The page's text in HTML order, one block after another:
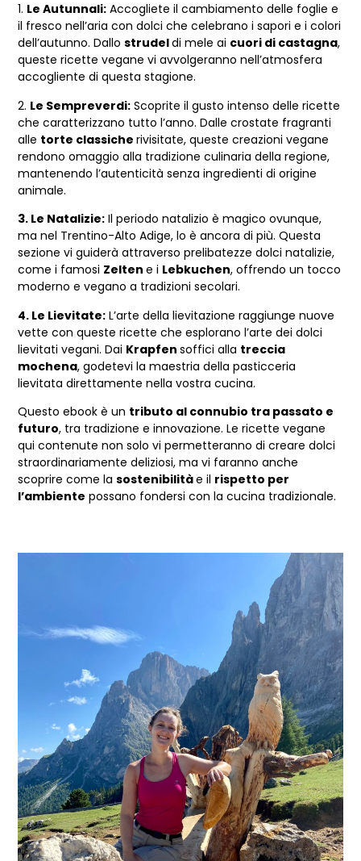
1. Le Autunnali: Accogliete il cambiamento delle foglie e
il fresco nell’aria con dolci che celebrano i sapori e i colori
dell’autunno. Dallostrudeldi mele ai cuori di castagna,
queste ricette vegane vi avvolgeranno nell’atmosfera
accogliente di questa stagione.
2. Le Sempreverdi: Scoprite il gusto intenso delle ricette
che caratterizzano tutto l’anno. Dalle crostate fragranti
alle torte classicherivisitate, queste creazioni vegane
rendono omaggio alla tradizione culinaria della regione,
mantenendo l’autenticità senza ingredienti di origine
animale.
3. Le Natalizie: Il periodo natalizio è magico ovunque,
ma nel Trentino-Alto Adige, lo è ancora di più. Questa
sezione vi guiderà attraverso prelibatezze dolci natalizie,
come i famosi Zeltene i Lebkuchen, offrendo un tocco
moderno e vegano a tradizioni secolari.
4. Le Lievitate: L’arte della lievitazione raggiunge nuove
vette con queste ricette che esplorano l’arte dei dolci
lievitati vegani. Dai Krapfensoffici alla treccia
mochena, godetevi la maestria della pasticceria
lievitata direttamente nella vostra cucina.
Questo ebook è un tributo al connubio tra passato e
futuro, tra tradizione e innovazione. Le ricette vegane
qui contenute non solo vi permetteranno di creare dolci
straordinariamente deliziosi, ma vi faranno anche
scoprire come lasostenibilitàe il rispetto per
l’ambiente possano fondersi con la cucina tradizionale.